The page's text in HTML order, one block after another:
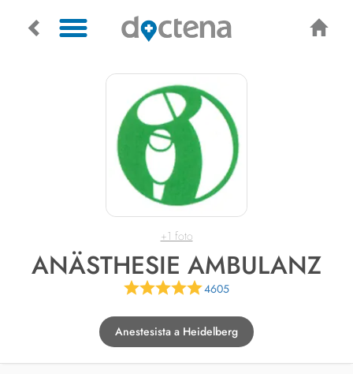
+1 foto
ANÄSTHESIE AMBULANZ
4605
Anestesista a Heidelberg